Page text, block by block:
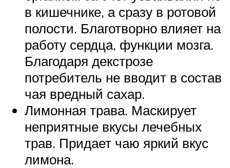
в кишечнике, а сразу в ротовой
полости. Благотворно влияет на
работу сердца, функции мозга.
Благодаря декстрозе
потребитель не вводит в состав
чая вредный сахар.
Лимонная трава. Маскирует
неприятные вкусы лечебных
трав. Придает чаю яркий вкус
лимона.